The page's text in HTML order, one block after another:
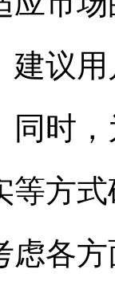
建议
同时
等方
虑各